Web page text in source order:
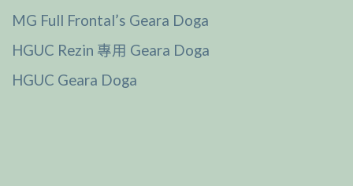
MG Full Frontal’s Geara Doga
HGUC Rezin 專用 Geara Doga
HGUC Geara Doga